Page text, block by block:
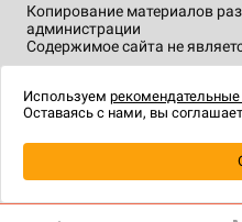
Копирование материалов
администрации
Содержимое сайта не
технологии .
Используем рекомендательные
Оставаясь с нами, вы